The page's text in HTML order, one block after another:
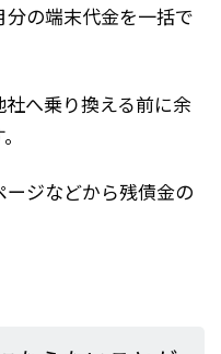
の端末代金を一括で
へ乗り換える前に余
ジなどから残債金の